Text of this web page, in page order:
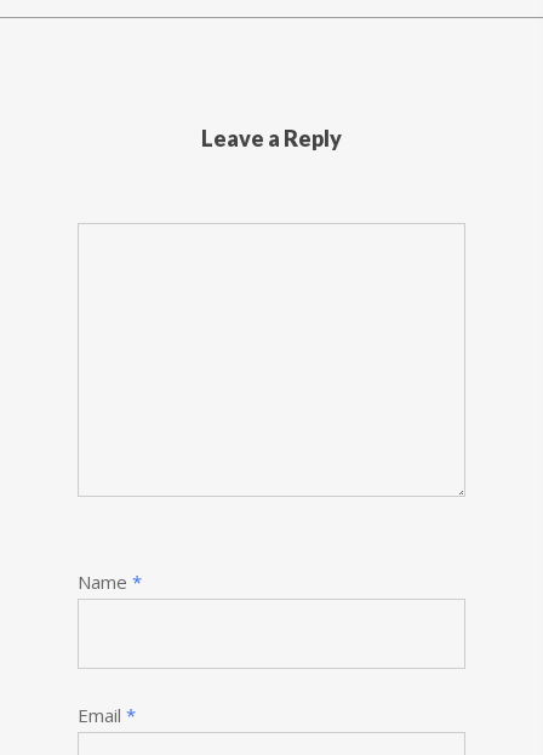
Leave a Reply
Name *
Email *